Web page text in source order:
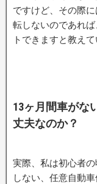
ですけど、その際
転しないのであれ
トできますと教え
13ヶ月間車がな
丈夫なのか？
実際、私は初心者
しない、任意自動